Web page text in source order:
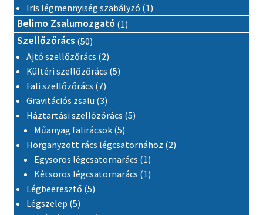
Iris légmennyiség szabályzó 11 termék
Belimo Zsalumozgató 11 termék
Szellőzőrács 5050 termék
Ajtó szellőzőrács 22 termék
Kültéri szellőzőrács 55 termék
Fali szellőzőrács 77 termék
Gravitációs zsalu 33 termék
Háztartási szellőzőrács 55 termék
Műanyag falirácsok 55 termék
Horganyzott rács légcsatornához 22 termék
Egysoros légcsatornarács 11 termék
Kétsoros légcsatornarács 11 termék
Légbeeresztő 55 termék
Légszelep 55 termék